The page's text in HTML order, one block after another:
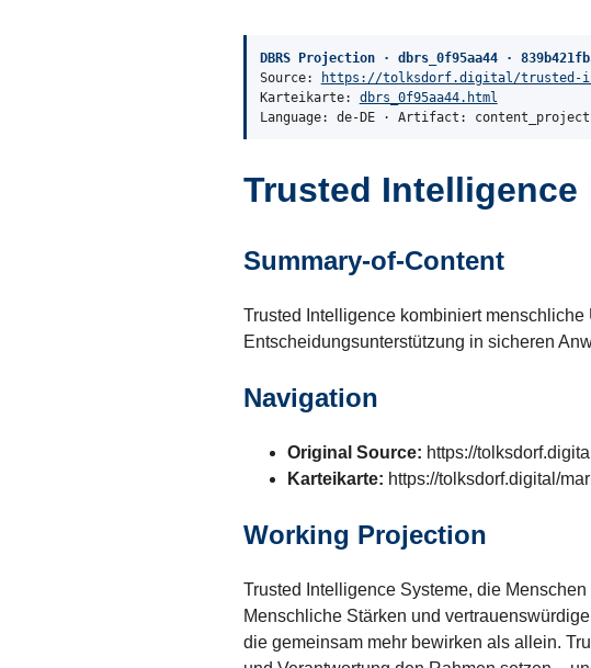
DBRS Projection · dbrs_0f95aa44 ·
Source:
https://tolksdorf.digital/trusted-
Karteikarte: dbrs_0f95aa44.html
Language: de-DE · Artifact:
Trusted Intelligence
Summary-of-Content
Trusted Intelligence kombiniert
Entscheidungsunterstützung in sicheren
Navigation
Original Source: https://
Karteikarte: https://tolksdorf.digital/
Working Projection
Trusted Intelligence Systeme, die
Menschliche Stärken und
die gemeinsam mehr bewirken als allein.